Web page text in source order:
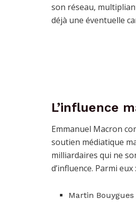
son réseau,
déjà une éventuelle
L’influence
Emmanuel Macron
soutien médiatique
milliardaires qui ne
d’influence. Parmi eux :
Martin Bouygues